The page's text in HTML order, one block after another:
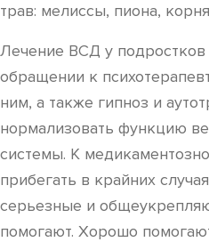
трав: мелиссы, пиона,
Лечение ВСД у
обращении к
ним, а также гипноз и
нормализовать функцию
системы. К
прибегать в крайних
серьезные и
помогают. Хорошо